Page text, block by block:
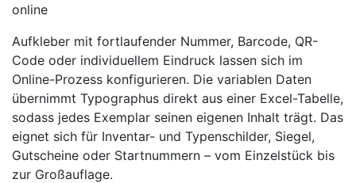
online
Aufkleber mit fortlaufender Nummer, Barcode, QR-
Code oder individuellem Eindruck lassen sich im
Online-Prozess konfigurieren. Die variablen Daten
übernimmt Typographus direkt aus einer Excel-Tabelle,
sodass jedes Exemplar seinen eigenen Inhalt trägt. Das
eignet sich für Inventar- und Typenschilder, Siegel,
Gutscheine oder Startnummern – vom Einzelstück bis
zur Großauflage.